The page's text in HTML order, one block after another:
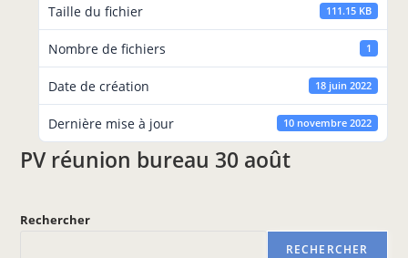
Taille du fichier 111.15 KB
Nombre de fichiers 1
Date de création 18 juin 2022
Dernière mise à jour 10 novembre 2022
PV réunion bureau 30 août
Rechercher
RECHERCHER